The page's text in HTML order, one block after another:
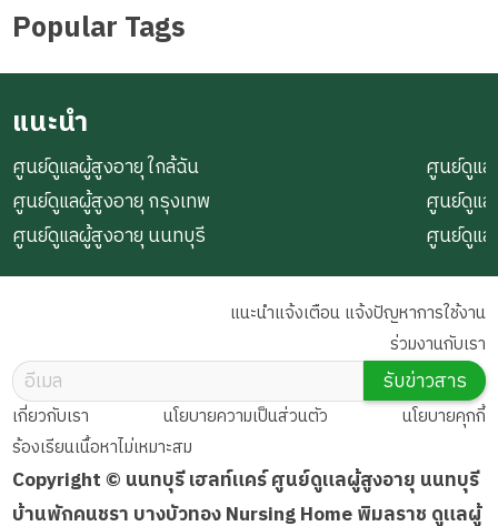
Popular Tags
แนะนำ
ศูนย์ดูแลผู้สูงอายุ ใกล้ฉัน
ศูนย์ดูแลผู้สูงอายุ กรุงเทพ
ศูนย์ดูแลผู้สูงอายุ นนทบุรี
ศูนย์ดูแ
ศูนย์ดูแ
ศูนย์ดูแ
Copyright © นนทบุรี เฮลท์แคร์ ศูนย์ดูแลผู้สูงอายุ นนทบุรี
บ้านพักคนชรา บางบัวทอง Nursing Home พิมลราช ดูแลผู้
เกี่ยวกับเรา นโยบายความเป็นส่วนตัว
นโยบายคุกกี้
ร้องเรียนเนื้อหาไม่เหมาะสม
แนะนำแจ้งเตือน แจ้งปัญหาการใช้งาน
ร่วมงานกับเรา
รับข่าวสาร